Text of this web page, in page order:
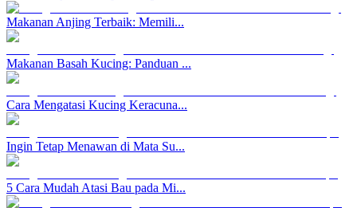
Makanan Anjing Terbaik: Memili...
Makanan Basah Kucing: Panduan ...
Cara Mengatasi Kucing Keracuna...
Ingin Tetap Menawan di Mata Su...
5 Cara Mudah Atasi Bau pada Mi...